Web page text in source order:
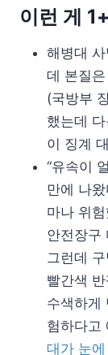
이런 게
해병대
데 본질
(국방부
했는데
이 징계
“유속이
만에 나
마나 위
안전장구
그런데
빨간색
수색하게
험하다고
대가 눈